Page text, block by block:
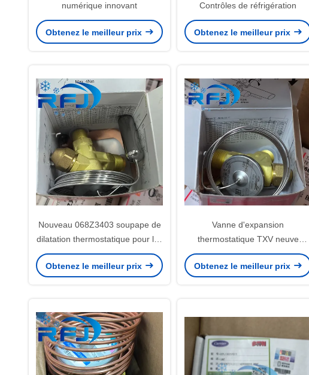
numérique innovant
Obtenez le meilleur prix
Contrôles de réfrigération
Obtenez le meilleur prix
Nouveau 068Z3403 soupape de
dilatation thermostatique pour les
réfrigérants R404A/R507A
Obtenez le meilleur prix
Vanne d'expansion
thermostatique TXV neuve
068Z3403 avec un poids net de
0,29 kg
Obtenez le meilleur prix